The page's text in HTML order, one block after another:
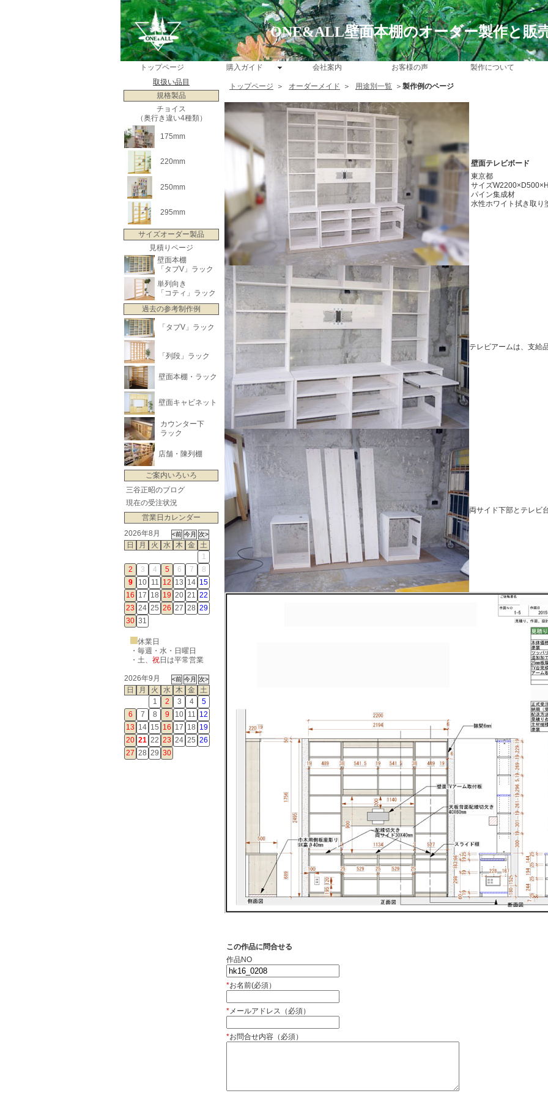
ONE&ALL壁面本棚のオーダー製作と販
トップページ 購入ガイド 会社案内 お客様の声 製作について
取扱い品目
規格製品
チョイス
（奥行き違い4種類）
175mm
220mm
250mm
295mm
サイズオーダー製品
見積りページ
壁面本棚
「タブV」ラック
単列向き
「コティ」ラック
過去の参考制作例
「タブV」ラック
「列段」ラック
壁面本棚・ラック
壁面キャビネット
カウンター下
ラック
店舗・陳列棚
ご案内いろいろ
三谷正昭のブログ
現在の受注状況
営業日カレンダー
2026年8月
日
月 火 水 木 金
土
1
2
3 4 5 6 7
8
9
10 11 12 13 14 15
16 17 18 19 20 21 22
23 24 25 26 27 28 29
30 31
休業日
・毎週・水・日曜日
・ 土、 祝日は平常営業
2026年9月
日
月 火 水 木 金
土
1
2 3 4
5
6
7 8 9 10 11 12
13 14 15 16 17 18 19
20 21 22 23 24 25 26
27 28 29 30
トップページ ＞ オーダーメイド ＞ 用途別一覧 ＞ 製作例のページ
壁面テレビボード
東京都
サイズ
パイン集成材
水性ホワイト拭き取り
テレビアームは、支給品
両サイド下部とテレビ
この作品に問合せる
作品NO
*お名前(必須）
*メールアドレス（必須）
*お問合せ内容（必須）